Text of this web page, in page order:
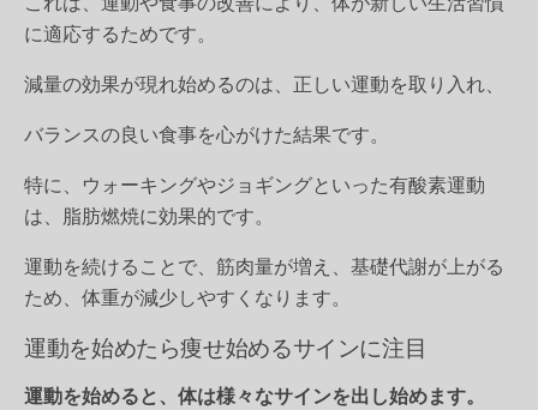
に適応するためです。
減量の効果が現れ始めるのは、正しい運動を取り入れ、
バランスの良い食事を心がけた結果です。
特に、ウォーキングやジョギングといった有酸素運動
は、脂肪燃焼に効果的です。
運動を続けることで、筋肉量が増え、基礎代謝が上がる
ため、体重が減少しやすくなります。
運動を始めたら痩せ始めるサインに注目
運動を始めると、体は様々なサインを出し始めます。